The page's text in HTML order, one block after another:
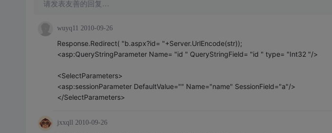
请发表友善的回复…
wuyq11 2010-09-26
Response.Redirect( "b.aspx?id= "+Server.UrlEncode(str));
<asp:QueryStringParameter Name= "id " QueryStringField= "id " type= "Int32 "/>
<SelectParameters>
<asp:sessionParameter DefaultValue="" Name="name" SessionField="a"/>
</SelectParameters>
jxxqll 2010-09-26